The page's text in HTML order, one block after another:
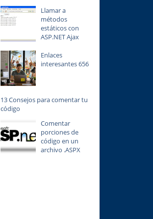
Llamar a
métodos
estáticos con
ASP.NET Ajax
Enlaces
interesantes 656
13 Consejos para comentar tu
código
Comentar
porciones de
código en un
archivo .ASPX